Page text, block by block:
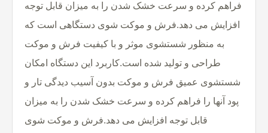
فراهم کرده و سرعت خشک شدن را به میزان قابل توجه
افزایش می دهد.فرش و موکت شوی دستگاهی است که
به منظور شستشوی موثر و با کیفیت فرش و موکت
طراحی و تولید شده است.کاربرد این دستگاه امکان
شستشوی عمیق فرش و موکت بدون آسیب دیدگی تار و
پود آنها را فراهم کرده و سرعت خشک شدن را به میزان
قابل توجه افزایش می دهد.فرش و موکت شوی